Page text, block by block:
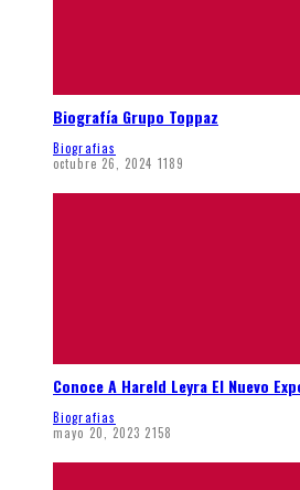
Biografía Grupo Toppaz
Biografias
octubre 26, 2024 1189
Conoce A Hareld Leyra El Nuevo
Biografias
mayo 20, 2023 2158